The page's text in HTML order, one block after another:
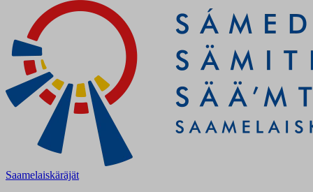
Saamelaiskäräjät